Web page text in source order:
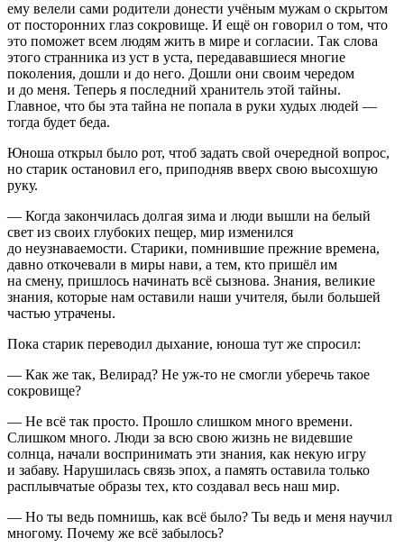
ему велели сами родители донести учёным мужам о скрытом
от посторонних глаз сокровище. И ещё он говорил о том, что
это поможет всем людям жить в мире и согласии. Так слова
этого странника из уст в уста, передававшиеся многие
поколения, дошли и до него. Дошли они своим чередом
и до меня. Теперь я последний хранитель этой тайны.
Главное, что бы эта тайна не попала в руки худых людей —
тогда будет беда.
Юноша открыл было рот, чтоб задать свой очередной вопрос,
но старик остановил его, приподняв вверх свою высохшую
руку.
— Когда закончилась долгая зима и люди вышли на белый
свет из своих глубоких пещер, мир изменился
до неузнаваемости. Старики, помнившие прежние времена,
давно откочевали в миры нави, а тем, кто пришёл им
на смену, пришлось начинать всё сызнова. Знания, великие
знания, которые нам оставили наши учителя, были большей
частью утрачены.
Пока старик переводил дыхание, юноша тут же спросил:
— Как же так, Велирад? Не уж-то не смогли уберечь такое
сокровище?
— Не всё так просто. Прошло слишком много времени.
Слишком много. Люди за всю свою жизнь не видевшие
солнца, начали воспринимать эти знания, как некую игру
и забаву. Нарушилась связь эпох, а память оставила только
расплывчатые образы тех, кто создавал весь наш мир.
— Но ты ведь помнишь, как всё было? Ты ведь и меня научил
многому. Почему же всё забылось?